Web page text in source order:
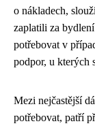
o nákladech,
zaplatili za
potřebovat v
podpor, u kterých
Mezi nejčastější
potřebovat, patří